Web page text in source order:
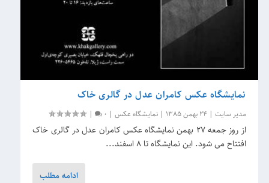
نمایشگاه عکس کامران عدل در گالری خاک
مدیر سایت | 24 بهمن 1385 |نمایشگاه عکس |
0
|
از روز جمعه 27 بهمن نمایشگاه عکس کامران عدل در گالری خاک
افتتاح می شود. این نمایشگاه تا 8 اسفند...
ادامه مطلب